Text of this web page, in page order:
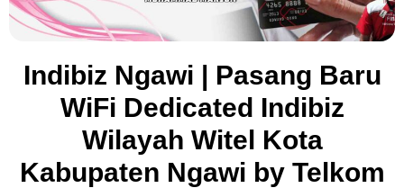
Indibiz Ngawi | Pasang Baru
WiFi Dedicated Indibiz
Wilayah Witel Kota
Kabupaten Ngawi by Telkom